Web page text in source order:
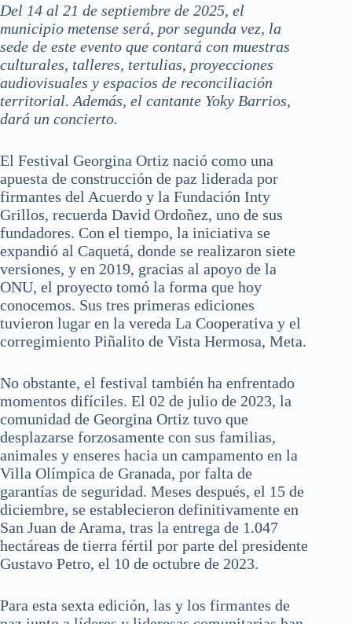
Del 14 al 21 de septiembre de 2025, el
municipio metense será, por segunda vez, la
sede de este evento que contará con muestras
culturales, talleres, tertulias, proyecciones
audiovisuales y espacios de reconciliación
territorial. Además, el cantante Yoky Barrios,
dará un concierto.
El Festival Georgina Ortiz nació como una
apuesta de construcción de paz liderada por
firmantes del Acuerdo y la Fundación Inty
Grillos, recuerda David Ordoñez, uno de sus
fundadores. Con el tiempo, la iniciativa se
expandió al Caquetá, donde se realizaron siete
versiones, y en 2019, gracias al apoyo de la
ONU, el proyecto tomó la forma que hoy
conocemos. Sus tres primeras ediciones
tuvieron lugar en la vereda La Cooperativa y el
corregimiento Piñalito de Vista Hermosa, Meta.
No obstante, el festival también ha enfrentado
momentos difíciles. El 02 de julio de 2023, la
comunidad de Georgina Ortiz tuvo que
desplazarse forzosamente con sus familias,
animales y enseres hacia un campamento en la
Villa Olímpica de Granada, por falta de
garantías de seguridad. Meses después, el 15 de
diciembre, se establecieron definitivamente en
San Juan de Arama, tras la entrega de 1.047
hectáreas de tierra fértil por parte del presidente
Gustavo Petro, el 10 de octubre de 2023.
Para esta sexta edición, las y los firmantes de